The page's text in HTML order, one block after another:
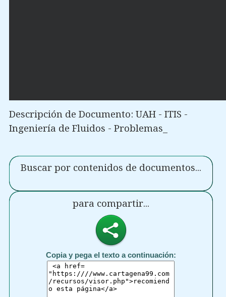
Descripción de Documento: UAH - ITIS -
Ingeniería de Fluidos - Problemas_
Buscar por contenidos de documentos...
para compartir...
Copia y pega el texto a continuación: